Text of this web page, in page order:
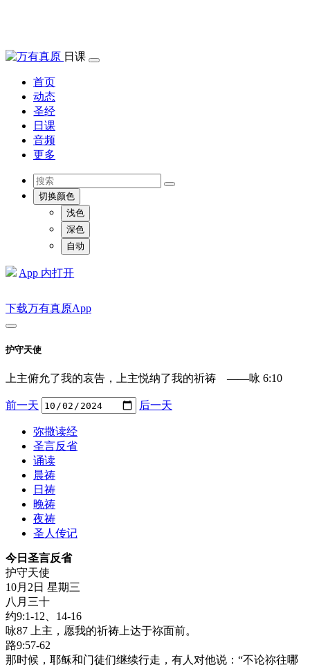
日课
首页
动态
圣经
日课
音频
更多
切换颜色
浅色
深色
自动
App 内打开
下载万有真原App
护守天使
上主俯允了我的哀告，上主悦纳了我的祈祷 ——咏 6:10
前一天 后一天
弥撒读经
圣言反省
诵读
晨祷
日祷
晚祷
夜祷
圣人传记
今日圣言反省
护守天使
10月2日 星期三
八月三十
约9:1-12、14-16
咏87 上主，愿我的祈祷上达于祢面前。
路9:57-62
那时候，耶稣和门徒们继续行走，有人对他说：“不论祢往哪